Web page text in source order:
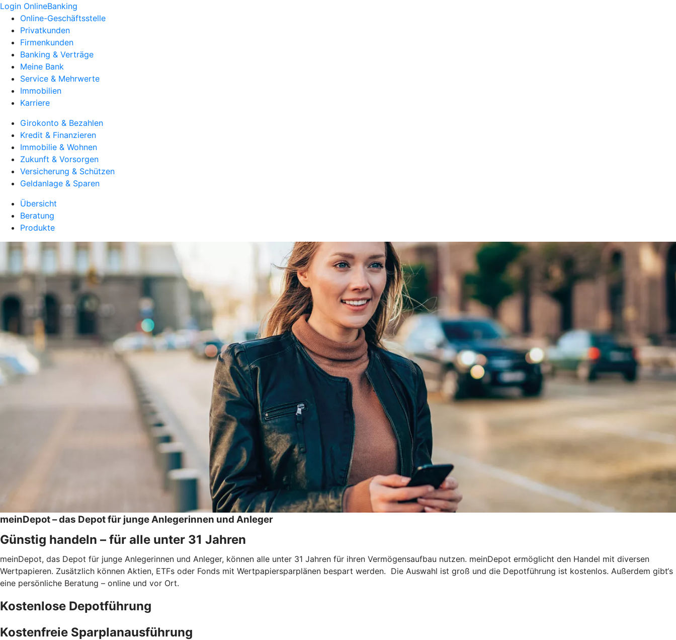
Login OnlineBanking
Online-Geschäftsstelle
Privatkunden
Firmenkunden
Banking & Verträge
Meine Bank
Service & Mehrwerte
Immobilien
Karriere
Girokonto & Bezahlen
Kredit & Finanzieren
Immobilie & Wohnen
Zukunft & Vorsorgen
Versicherung & Schützen
Geldanlage & Sparen
Übersicht
Beratung
Produkte
meinDepot – das Depot für junge Anlegerinnen und Anleger
Günstig handeln – für alle unter 31 Jahren
meinDepot, das Depot für junge Anlegerinnen und Anleger, können alle unter 31 Jahren für ihren Vermögensaufbau nutzen. meinDepot ermöglicht den Handel mit diversen
Wertpapieren. Zusätzlich können Aktien, ETFs oder Fonds mit Wertpapiersparplänen bespart werden. Die Auswahl ist groß und die Depotführung ist kostenlos. Außerdem gibt‘s
eine persönliche Beratung – online und vor Ort.
Kostenlose Depotführung
Kostenfreie Sparplanausführung